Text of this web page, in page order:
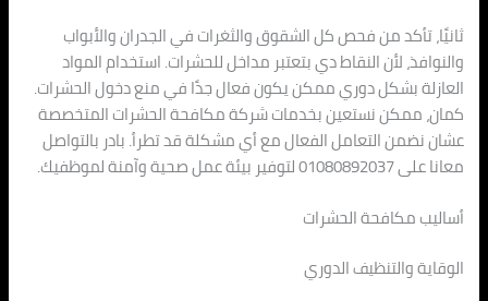
ثانيًا، تأكد من فحص كل الشقوق والثغرات في الجدران والأبواب
والنوافذ، لأن النقاط دي بتعتبر مداخل للحشرات. استخدام المواد
العازلة بشكل دوري ممكن يكون فعال جدًا في منع دخول الحشرات.
كمان، ممكن نستعين بخدمات شركة مكافحة الحشرات المتخصصة
عشان نضمن التعامل الفعال مع أي مشكلة قد تطرأ. بادر بالتواصل
معانا على 01080892037 لتوفير بيئة عمل صحية وآمنة لموظفيك.
أساليب مكافحة الحشرات
الوقاية والتنظيف الدوري